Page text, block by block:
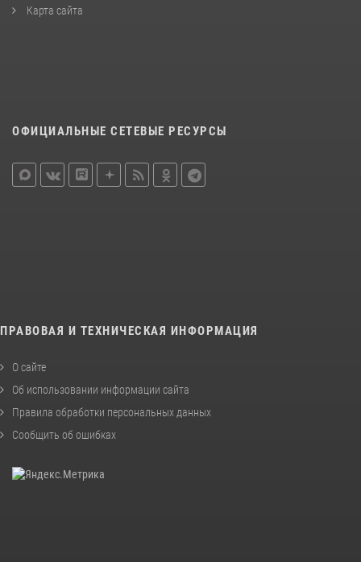
Карта сайта
ОФИЦИАЛЬНЫЕ СЕТЕВЫЕ РЕСУРСЫ
ПРАВОВАЯ И ТЕХНИЧЕСКАЯ ИНФОРМАЦИЯ
О сайте
Об использовании информации сайта
Правила обработки персональных данных
Сообщить об ошибках